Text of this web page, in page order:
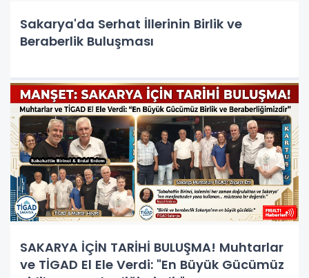
Sakarya'da Serhat İllerinin Birlik ve
Beraberlik Buluşması
SAKARYA İÇİN TARİHİ BULUŞMA! Muhtarlar
ve TİGAD El Ele Verdi: "En Büyük Gücümüz